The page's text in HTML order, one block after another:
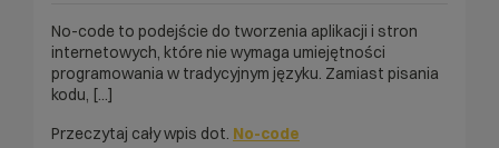
No-code to podejście do tworzenia aplikacji i stron
internetowych, które nie wymaga umiejętności
programowania w tradycyjnym języku. Zamiast pisania
kodu, [...]
Przeczytaj cały wpis dot. No-code